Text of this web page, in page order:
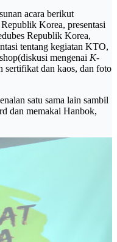
acara berikut
Korea, presentasi
Republik Korea,
tentang kegiatan KTO,
mengenai K-
sertifikat dan kaos, dan foto
satu sama lain sambil
dan memakai Hanbok,